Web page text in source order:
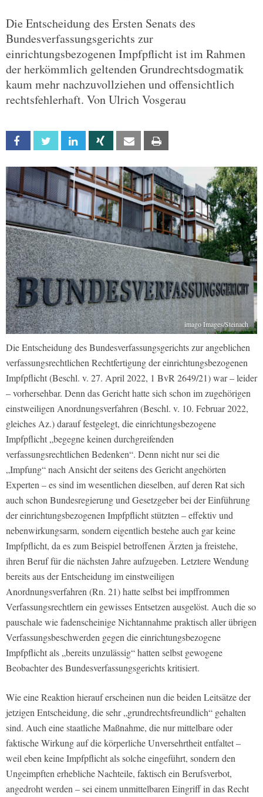
Die Entscheidung des Ersten Senats des
Bundesverfassungsgerichts zur
einrichtungsbezogenen Impfpflicht ist im Rahmen
der herkömmlich geltenden Grundrechtsdogmatik
kaum mehr nachzuvollziehen und offensichtlich
rechtsfehlerhaft. Von Ulrich Vosgerau
Facebook Twitter Linkedin Xing Email
imago Images/Steinach
Die Entscheidung des Bundesverfassungsgerichts zur angeblichen
verfassungsrechtlichen Rechtfertigung der einrichtungsbezogenen
Impfpflicht (Beschl. v. 27. April 2022, 1 BvR 2649/21) war – leider
– vorhersehbar. Denn das Gericht hatte sich schon im zugehörigen
einstweiligen Anordnungsverfahren (Beschl. v. 10. Februar 2022,
gleiches Az.) darauf festgelegt, die einrichtungsbezogene
Impfpflicht „begegne keinen durchgreifenden
verfassungsrechtlichen Bedenken“. Denn nicht nur sei die
„Impfung“ nach Ansicht der seitens des Gericht angehörten
Experten – es sind im wesentlichen dieselben, auf deren Rat sich
auch schon Bundesregierung und Gesetzgeber bei der Einführung
der einrichtungsbezogenen Impfpflicht stützten – effektiv und
nebenwirkungsarm, sondern eigentlich bestehe auch gar keine
Impfpflicht, da es zum Beispiel betroffenen Ärzten ja freistehe,
ihren Beruf für die nächsten Jahre aufzugeben. Letztere Wendung
bereits aus der Entscheidung im einstweiligen
Anordnungsverfahren (Rn. 21) hatte selbst bei impffrommen
Verfassungsrechtlern ein gewisses Entsetzen ausgelöst. Auch die so
pauschale wie fadenscheinige Nichtannahme praktisch aller übrigen
Verfassungsbeschwerden gegen die einrichtungsbezogene
Impfpflicht als „bereits unzulässig“ hatten selbst gewogene
Beobachter des Bundesverfassungsgerichts kritisiert.
Wie eine Reaktion hierauf erscheinen nun die beiden Leitsätze der
jetzigen Entscheidung, die sehr „grundrechtsfreundlich“ gehalten
sind. Auch eine staatliche Maßnahme, die nur mittelbare oder
faktische Wirkung auf die körperliche Unversehrtheit entfaltet –
weil eben keine Impfpflicht als solche eingeführt, sondern den
Ungeimpften erhebliche Nachteile, faktisch ein Berufsverbot,
angedroht werden – sei einem unmittelbaren Eingriff in das Recht